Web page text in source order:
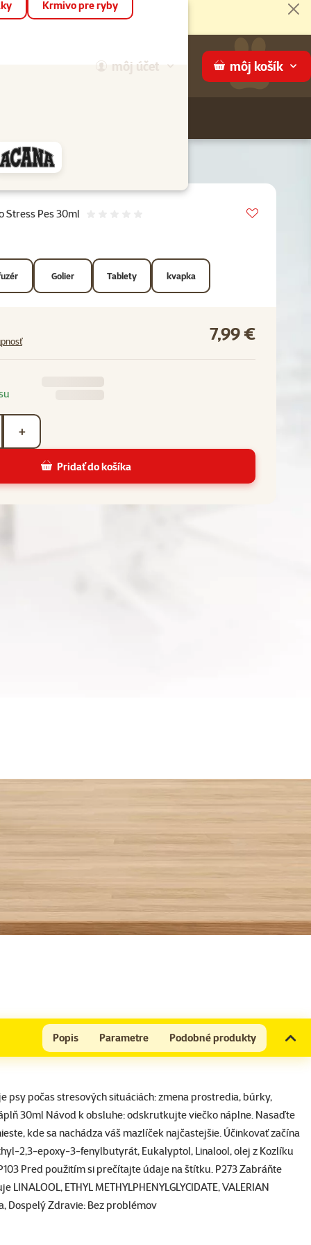
môj účet môj košík
Krmivo pre ryby
Stress Pes 30ml
Golier Tablety kvapka
7,99 €
+
Pridať do košíka
Popis Parametre Podobné produkty
psy počas stresových situáciách: zmena prostredia, búrky,
30ml Návod k obsluhe: odskrutkujte viečko náplne. Nasaďte
kde sa nachádza váš mazlíček najčastejšie. Účinkovať začína
2,3-epoxy-3-fenylbutyrát, Eukalyptol, Linalool, olej z Kozlíku
Pred použitím si prečítajte údaje na štítku. P273 Zabráňte
ETHYL METHYLPHENYLGLYCIDATE, VALERIAN
Dospelý Zdravie: Bez problémov